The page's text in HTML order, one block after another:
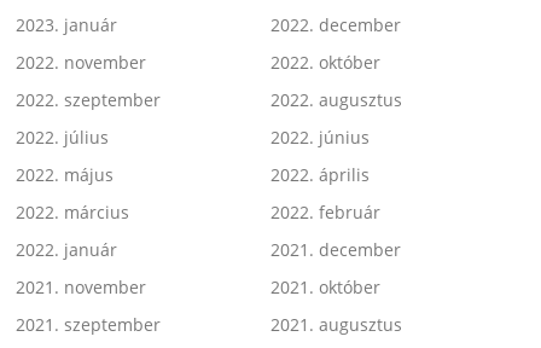
2023. január
2022. december
2022. november
2022. október
2022. szeptember
2022. augusztus
2022. július
2022. június
2022. május
2022. április
2022. március
2022. február
2022. január
2021. december
2021. november
2021. október
2021. szeptember
2021. augusztus